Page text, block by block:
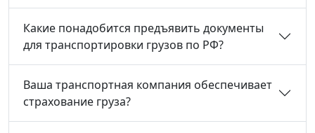
Какие понадобится предъявить документы
для транспортировки грузов по РФ?
Ваша транспортная компания обеспечивает
страхование груза?